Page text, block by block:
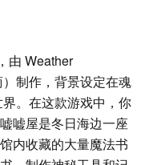
由 Weather
制作，背景设定在魂
。在这款游戏中，你
嘘屋是冬日海边一座
内收藏的大量魔法书